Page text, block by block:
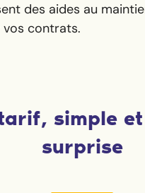
des aides au
vos contrats.
simple
surprise